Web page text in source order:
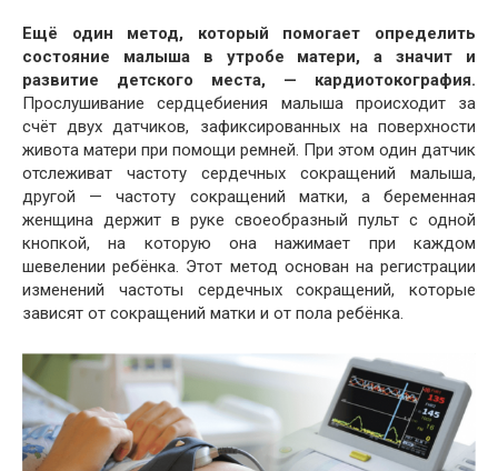
Ещё один метод, который помогает определить
состояние малыша в утробе матери, а значит и
развитие детского места, — кардиотокография.
Прослушивание сердцебиения малыша происходит за
счёт двух датчиков, зафиксированных на поверхности
живота матери при помощи ремней. При этом один датчик
отслеживат частоту сердечных сокращений малыша,
другой — частоту сокращений матки, а беременная
женщина держит в руке своеобразный пульт с одной
кнопкой, на которую она нажимает при каждом
шевелении ребёнка. Этот метод основан на регистрации
изменений частоты сердечных сокращений, которые
зависят от сокращений матки и от пола ребёнка.